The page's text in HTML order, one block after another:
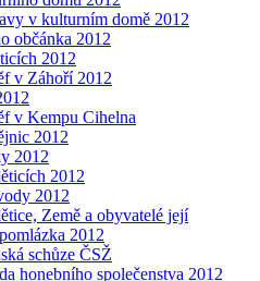
v kulturním domě 2012
občánka 2012
2012
v Záhoří 2012
v Kempu Cihelna
2012
2012
2012
2012
Země a obyvatelé její
2012
schůze ČSŽ
honebního společenstva 2012